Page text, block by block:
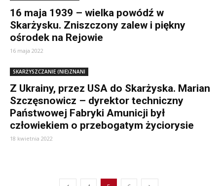
16 maja 1939 – wielka powódź w
Skarżysku. Zniszczony zalew i piękny
ośrodek na Rejowie
16 maja 2022
SKARŻYSZCZANIE (NIE)ZNANI
Z Ukrainy, przez USA do Skarżyska. Marian
Szczęsnowicz – dyrektor techniczny
Państwowej Fabryki Amunicji był
człowiekiem o przebogatym życiorysie
18 kwietnia 2022